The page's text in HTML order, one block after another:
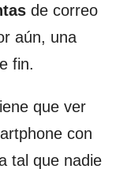
de correo
aún, una
fin.
que ver
con
tal que nadie